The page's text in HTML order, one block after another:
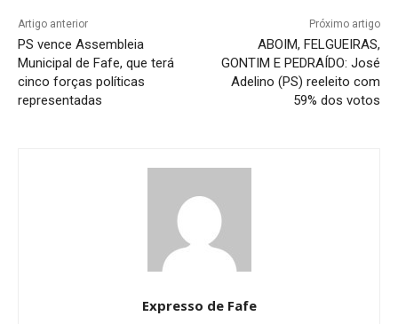
Artigo anterior
PS vence Assembleia
Municipal de Fafe, que terá
cinco forças políticas
representadas
Próximo artigo
ABOIM, FELGUEIRAS,
GONTIM E PEDRAÍDO: José
Adelino (PS) reeleito com
59% dos votos
Expresso de Fafe